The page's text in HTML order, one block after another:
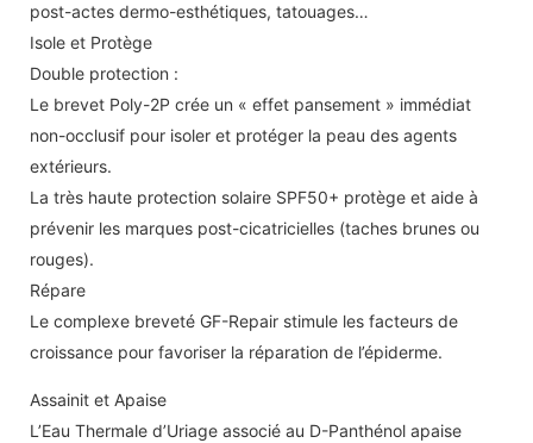
post-actes dermo-esthétiques, tatouages…
Isole et Protège
Double protection :
Le brevet Poly-2P crée un « effet pansement » immédiat
non-occlusif pour isoler et protéger la peau des agents
extérieurs.
La très haute protection solaire SPF50+ protège et aide à
prévenir les marques post-cicatricielles (taches brunes ou
rouges).
Répare
Le complexe breveté GF-Repair stimule les facteurs de
croissance pour favoriser la réparation de l’épiderme.
Assainit et Apaise
L’Eau Thermale d’Uriage associé au D-Panthénol apaise